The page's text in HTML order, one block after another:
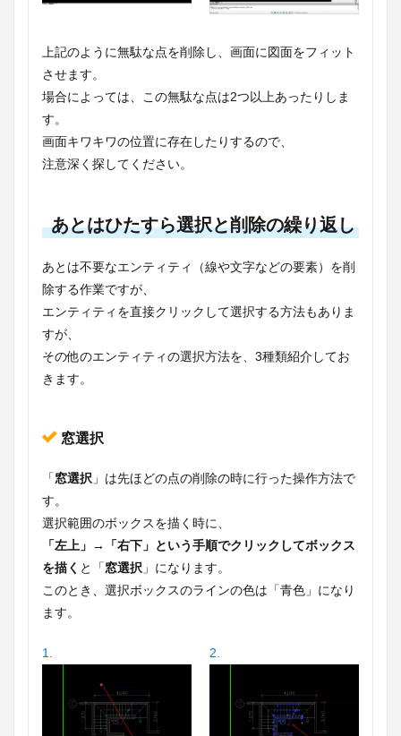
上記のように無駄な点を削除し、画面に図面をフィット
させます。
場合によっては、この無駄な点は2つ以上あったりしま
す。
画面キワキワの位置に存在したりするので、
注意深く探してください。
あとはひたすら選択と削除の繰り返し
あとは不要なエンティティ（線や文字などの要素）を削
除する作業ですが、
エンティティを直接クリックして選択する方法もありま
すが、
その他のエンティティの選択方法を、3種類紹介してお
きます。
窓選択
「窓選択 」は先ほどの点の削除の時に行った操作方法で
す。
選択範囲のボックスを描く時に、
「左上」→「右下」という手順でクリックしてボックス
を描く と「窓選択 」になります。
このとき、選択ボックスのラインの色は「青色」になり
ます。
1. 2.